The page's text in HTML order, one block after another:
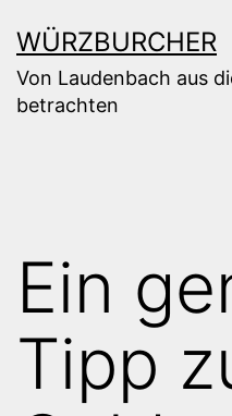
Inhalt
springen
WÜRZBURCHER
Von Laudenbach aus
betrachten
Ein
Tipp